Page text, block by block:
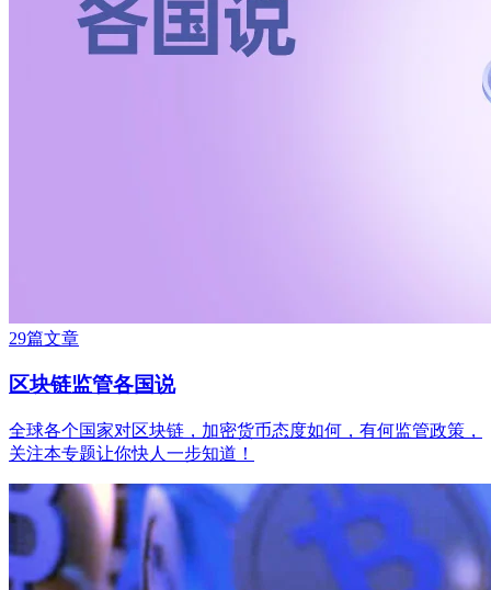
29篇文章
区块链监管各国说
全球各个国家对区块链，加密货币态度如何，有何监管政策，
关注本专题让你快人一步知道！